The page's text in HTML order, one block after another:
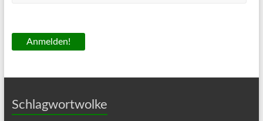
Schlagwortwolke